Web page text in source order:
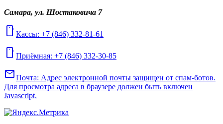
Самара, ул. Шостаковича 7
mobile Кассы: +7 (846) 332-81-61
mobile Приёмная: +7 (846) 332-30-85
mailПочта: Адрес электронной почты защищен от спам-ботов.
Для просмотра адреса в браузере должен быть включен
Javascript.